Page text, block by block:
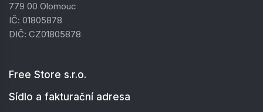
779 00 Olomouc
IČ: 01805878
DIČ: CZ01805878
Free Store s.r.o.
Sídlo a fakturační adresa